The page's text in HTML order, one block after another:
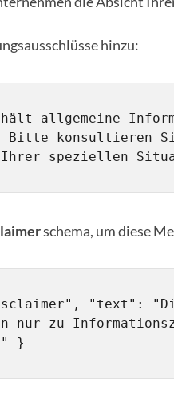
hinzu:
allgemeine
Bitte konsultieren
speziellen
schema, um diese
"text":
nur zu
}